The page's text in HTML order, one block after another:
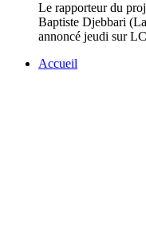
Le rapporteur du
Baptiste Djebbari
annoncé jeudi sur
Accueil